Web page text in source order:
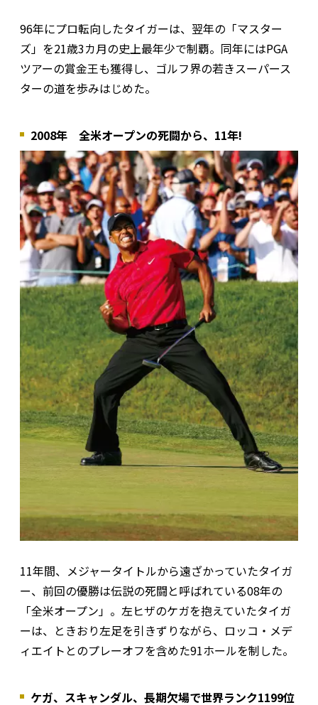
96年にプロ転向したタイガーは、翌年の「マスター
ズ」を21歳3カ月の史上最年少で制覇。同年にはPGA
ツアーの賞金王も獲得し、ゴルフ界の若きスーパース
ターの道を歩みはじめた。
2008年 全米オープンの死闘から、11年!
11年間、メジャータイトルから遠ざかっていたタイガ
ー、前回の優勝は伝説の死闘と呼ばれている08年の
「全米オープン」。左ヒザのケガを抱えていたタイガ
ーは、ときおり左足を引きずりながら、ロッコ・メデ
ィエイトとのプレーオフを含めた91ホールを制した。
ケガ、スキャンダル、長期欠場で世界ランク1199位